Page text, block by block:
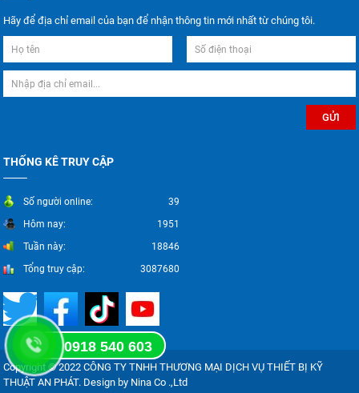
Hãy để địa chỉ email của bạn để nhận thông tin mới nhất từ chúng tôi.
THỐNG KÊ TRUY CẬP
Số người online:
39
Hôm nay:
1951
Tuần này:
18846
Tổng truy cập:
3087680
Copyright © 2022 CÔNG TY TNHH THƯƠNG MẠI DỊCH VỤ THIẾT BỊ KỸ
THUẬT AN PHÁT. Design by Nina Co .,Ltd
0918 540 603